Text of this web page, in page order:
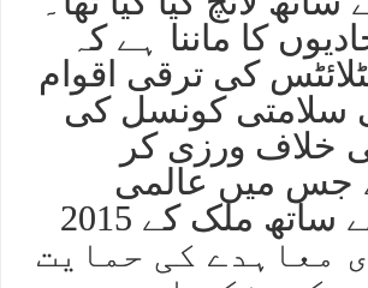
کا ماننا ہے کہ
کی ترقی اقوام
سلامتی کونسل کی
خلاف ورزی کر
جس میں عالمی
طاقتوں کے ساتھ ملک کے 2015
معاہدے کی حمایت